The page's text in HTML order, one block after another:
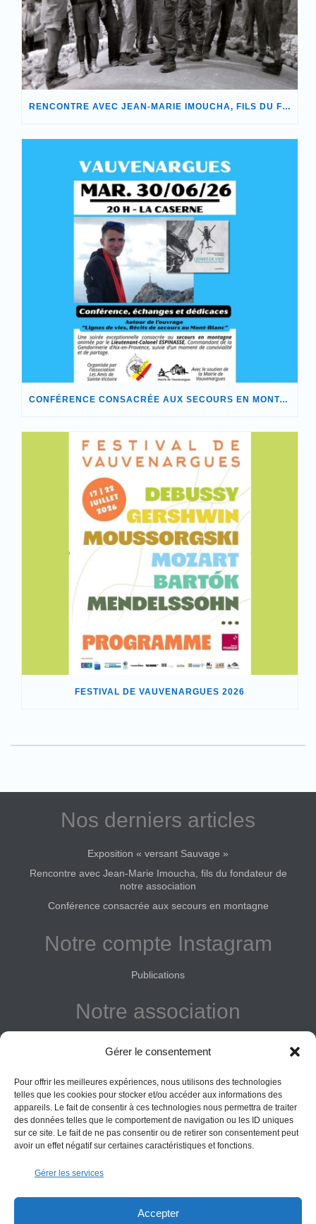
Gérer le consentement
Pour offrir les meilleures expériences, nous utilisons des technologies
telles que les cookies pour stocker et/ou accéder aux informations des
appareils. Le fait de consentir à ces technologies nous permettra de traiter
des données telles que le comportement de navigation ou les ID uniques
sur ce site. Le fait de ne pas consentir ou de retirer son consentement peut
avoir un effet négatif sur certaines caractéristiques et fonctions.
Gérer les services
Accepter
RENCONTRE AVEC JEAN-MARIE IMOUCHA, FILS DU FONDATEUR DE NOTRE ASSOCIATION
CONFÉRENCE CONSACRÉE AUX SECOURS EN MONTAGNE
FESTIVAL DE VAUVENARGUES 2026
Nos derniers articles
Exposition « versant Sauvage »
Rencontre avec Jean-Marie Imoucha, fils du fondateur de
notre association
Conférence consacrée aux secours en montagne
Notre compte Instagram
Publications
Notre association
Donner
Vos obligations
informations données sur ce site le sont à titre indicatif et la
ne saurait être engagée. Il appartient au visiteur de suivre